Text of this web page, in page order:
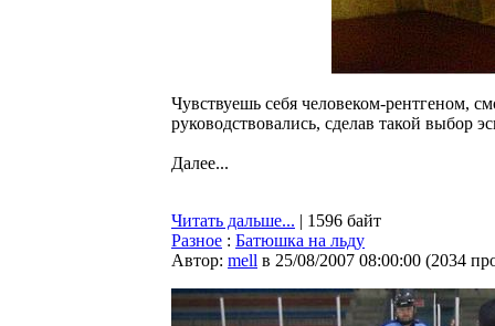
Чувствуешь себя человеком-рентгеном,
руководствовались, сделав такой выбор
Далее...
Читать дальше... | 1596 байт
Разное : Батюшка на льду
Автор: mell в 25/08/2007 08:00:00 (2034